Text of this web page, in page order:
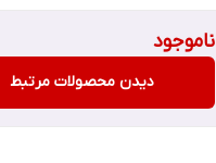
ناموجود
دیدن محصولات مرتبط